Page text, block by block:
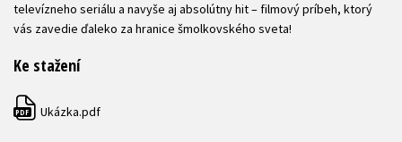
televízneho seriálu a navyše aj absolútny hit – filmový príbeh, ktorý
vás zavedie ďaleko za hranice šmolkovského sveta!
Ke stažení
PDF Ukázka.pdf